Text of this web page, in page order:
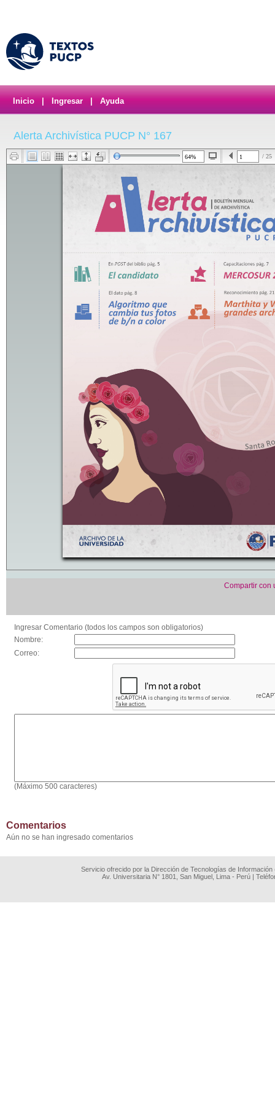
Inicio Ingresar Ayuda
Alerta Archivística PUCP N° 167
/ 25
Compartir con
Ingresar Comentario (todos los campos son obligatorios)
Nombre:
Correo:
(Máximo 500 caracteres)
Comentarios
Aún no se han ingresado comentarios
Servicio ofrecido por la Dirección de Tecnologías de
Av. Universitaria N° 1801, San Miguel, Lima - Perú |